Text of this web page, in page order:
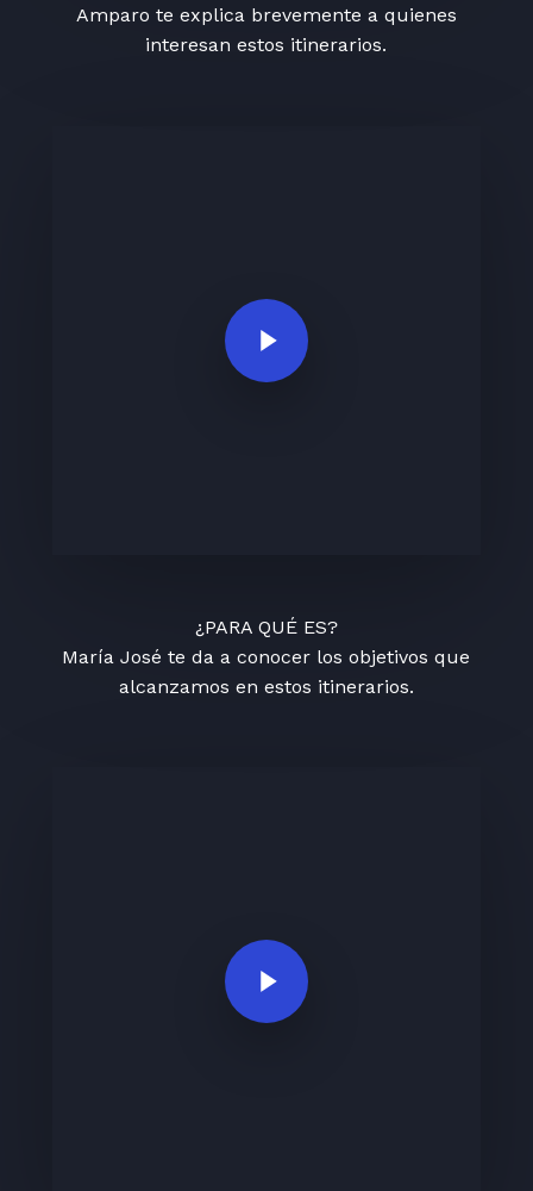
Amparo te explica brevemente a quienes
interesan estos itinerarios.
Play Video
¿PARA QUÉ ES?
María José te da a conocer los objetivos que
alcanzamos en estos itinerarios.
Play Video